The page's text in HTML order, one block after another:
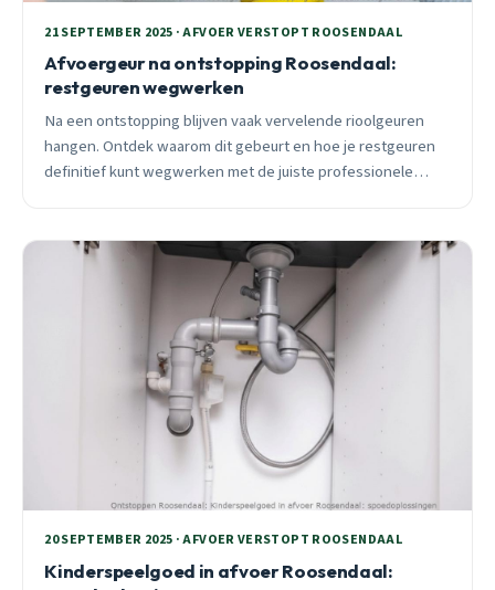
21 SEPTEMBER 2025 · AFVOER VERSTOPT ROOSENDAAL
Afvoergeur na ontstopping Roosendaal:
restgeuren wegwerken
Na een ontstopping blijven vaak vervelende rioolgeuren
hangen. Ontdek waarom dit gebeurt en hoe je restgeuren
definitief kunt wegwerken met de juiste professionele
20 SEPTEMBER 2025 · AFVOER VERSTOPT ROOSENDAAL
Kinderspeelgoed in afvoer Roosendaal: